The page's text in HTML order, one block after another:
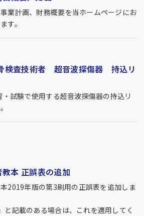
業計画、財務概要を当ホームページにお
す。
検査技術者 超音波探傷器 持込リ
試験で使用する超音波探傷器の持込リ
本 正誤表の追加
2019年版の第3刷用の正誤表を追加しま
と記載のある場合は、これを適用してく